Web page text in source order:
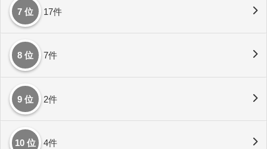
7 位 17件
8 位 7件
9 位 2件
10 位 4件